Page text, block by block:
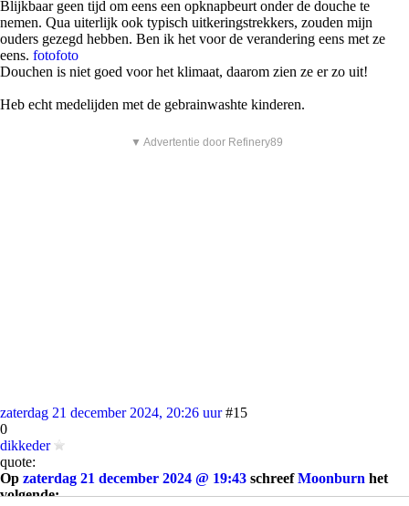
Blijkbaar geen tijd om eens een opknapbeurt onder de douche te
nemen. Qua uiterlijk ook typisch uitkeringstrekkers, zouden mijn
ouders gezegd hebben. Ben ik het voor de verandering eens met ze
eens. fotofoto
Douchen is niet goed voor het klimaat, daarom zien ze er zo uit!
Heb echt medelijden met de gebrainwashte kinderen.
▼ Advertentie door Refinery89
zaterdag 21 december 2024, 20:26 uur #15
0
dikkeder
quote:
Op zaterdag 21 december 2024 @ 19:43 schreefMoonburn het
volgende: